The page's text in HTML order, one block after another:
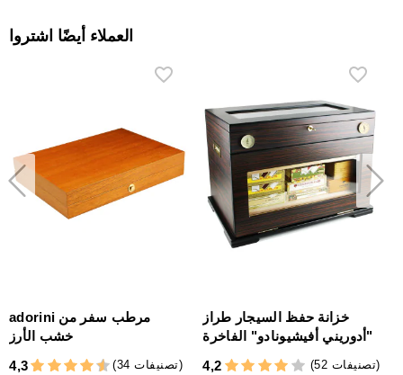
العملاء أيضًا اشتروا
adorini مرطب سفر من
خشب الأرز
4,3
(34 تصنيفات)
خزانة حفظ السيجار طراز
"أدوريني أفيشيونادو" الفاخرة
4,2
(52 تصنيفات)